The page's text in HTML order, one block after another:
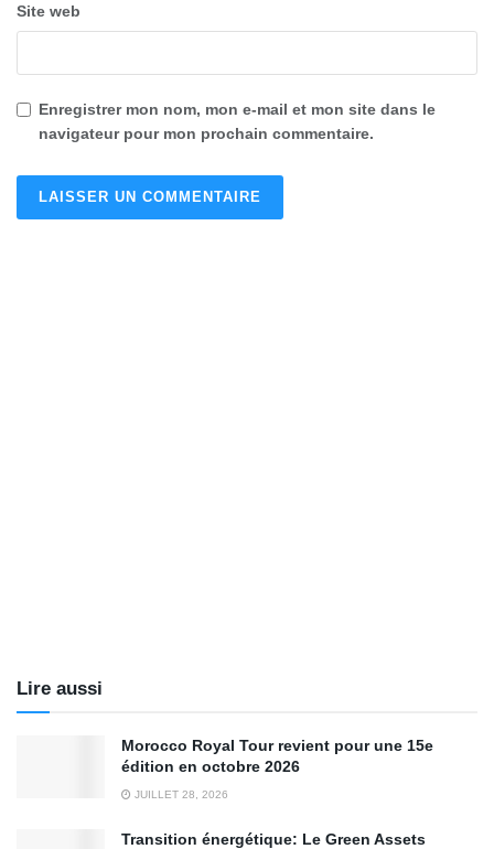
Site web
Enregistrer mon nom, mon e-mail et mon site dans le
navigateur pour mon prochain commentaire.
Lire aussi
Morocco Royal Tour revient pour une 15e
édition en octobre 2026
JUILLET 28, 2026
Transition énergétique: Le Green Assets